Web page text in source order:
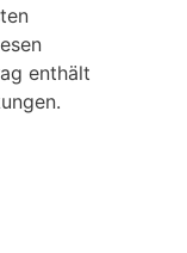
enthält